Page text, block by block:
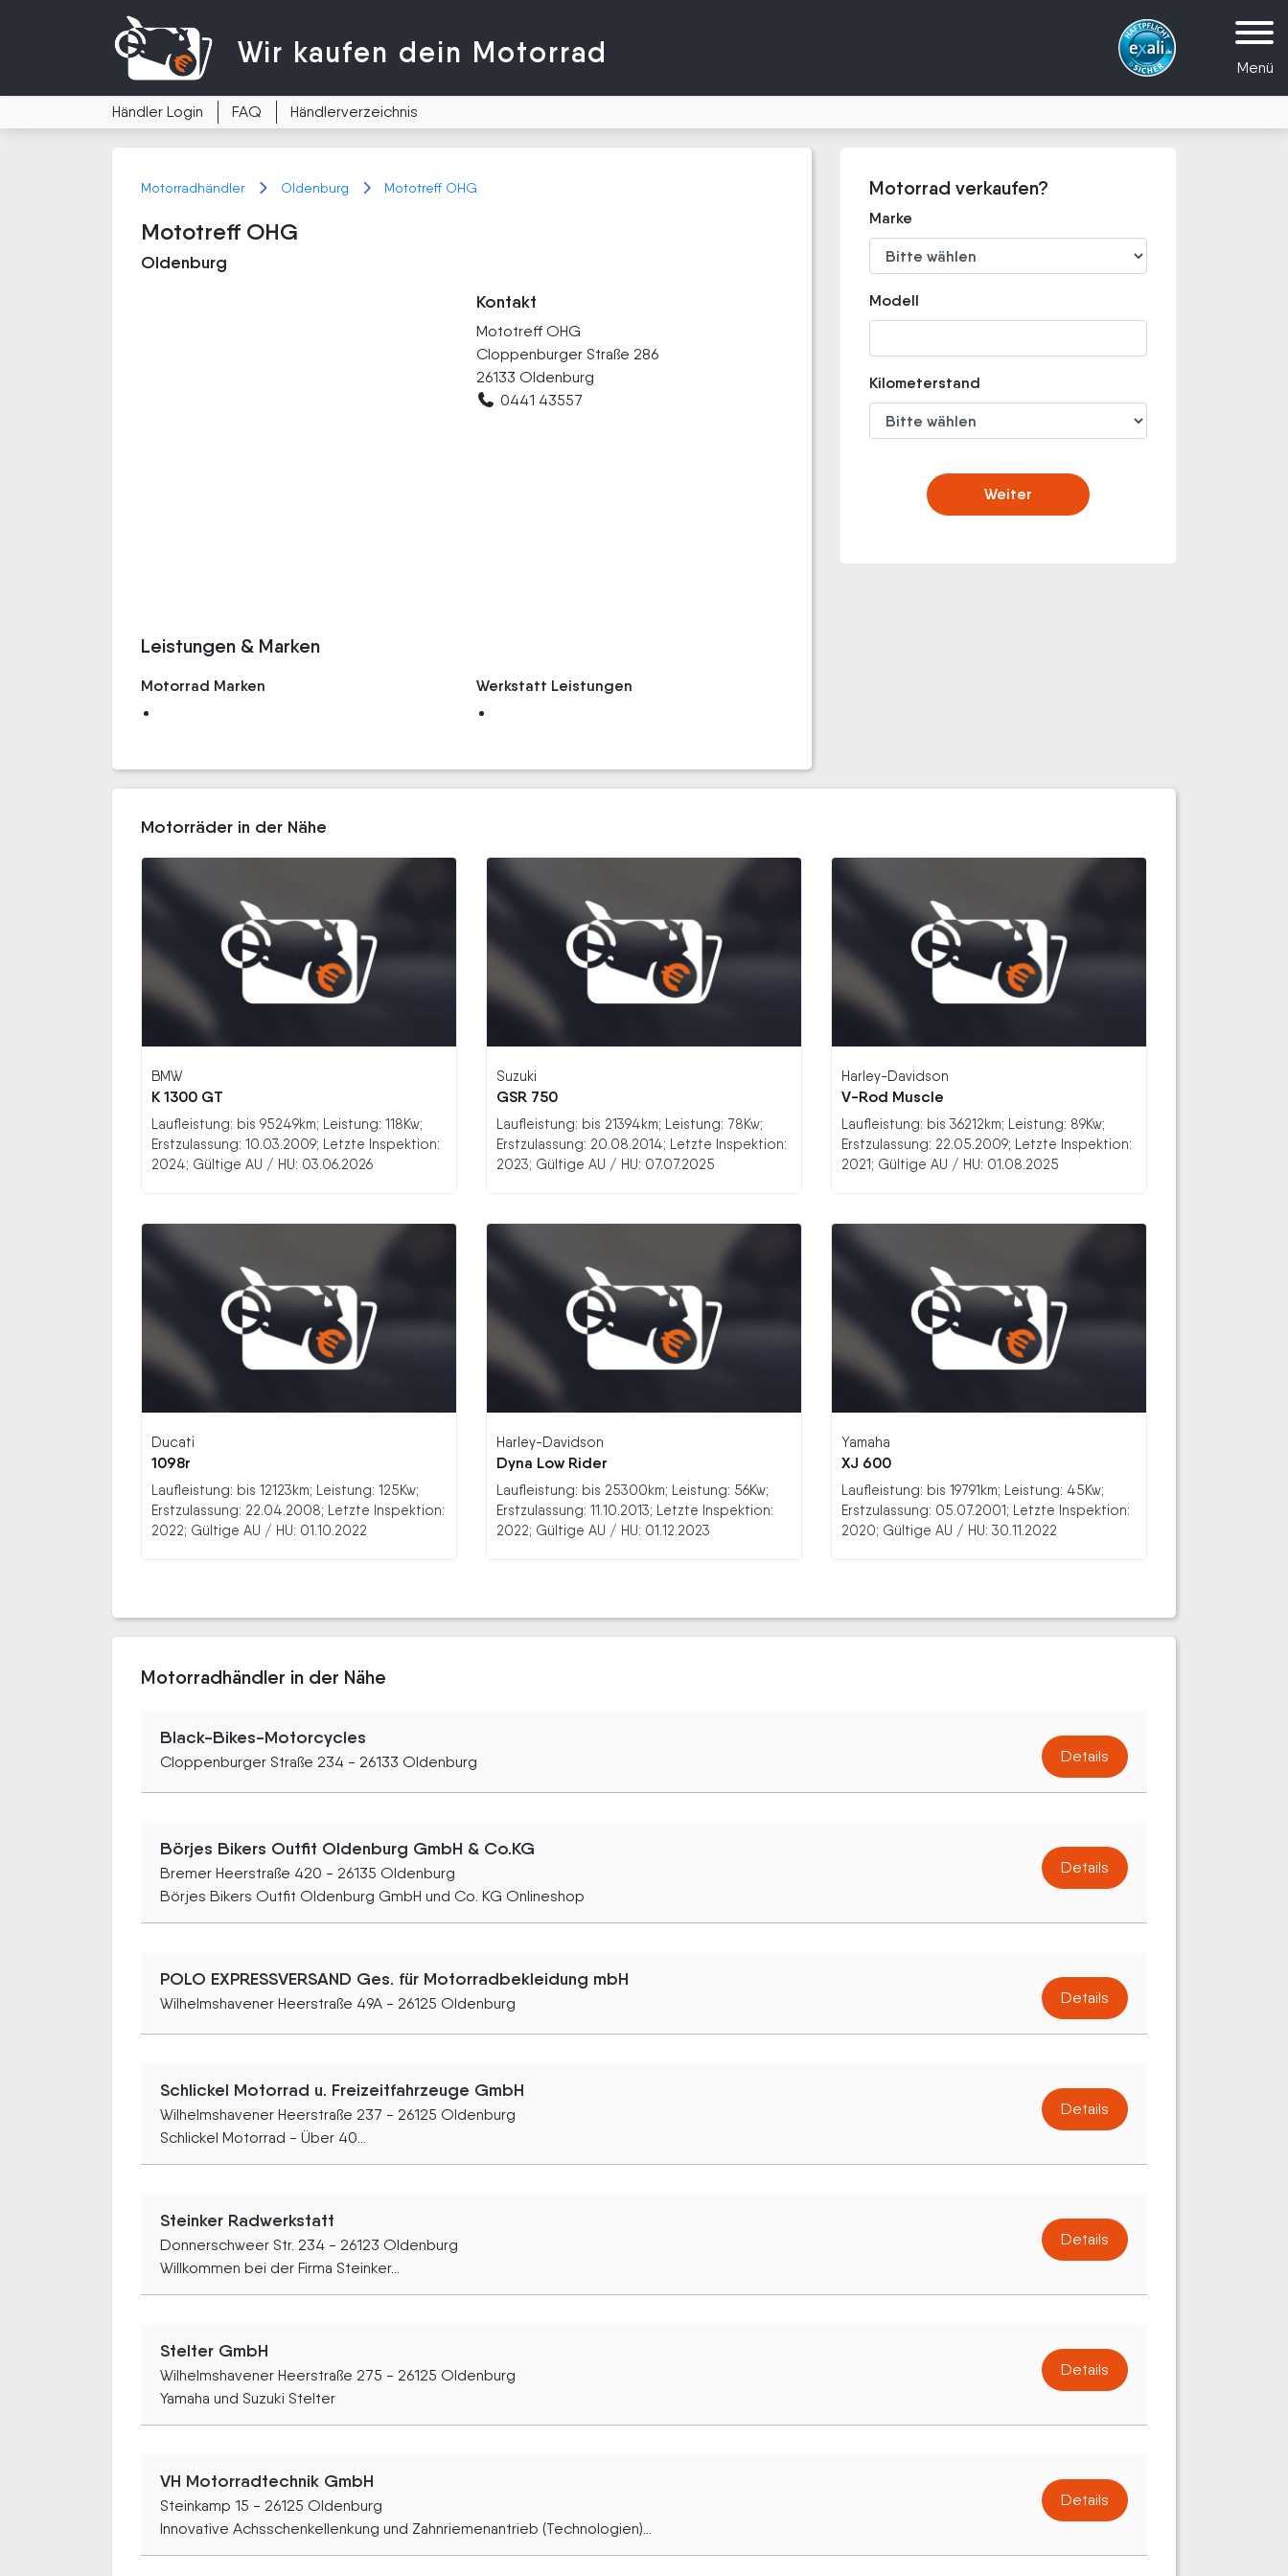
Menü
Wir kaufen dein Motorrad
Händler Login FAQ Händlerverzeichnis
Motorradhändler Oldenburg Mototreff OHG
Mototreff OHG
Oldenburg
Kontakt
Mototreff OHG
Cloppenburger Straße 286
26133 Oldenburg
0441 43557
Leistungen & Marken
Motorrad Marken Werkstatt Leistungen
Motorrad verkaufen?
Marke
Modell
Kilometerstand
Weiter
Motorräder in der Nähe
BMW
K 1300 GT
Laufleistung: bis 95249km; Leistung: 118Kw;
Erstzulassung: 10.03.2009; Letzte Inspektion:
2024; Gültige AU / HU: 03.06.2026
Suzuki
GSR 750
Laufleistung: bis 21394km; Leistung: 78Kw;
Erstzulassung: 20.08.2014; Letzte Inspektion:
2023; Gültige AU / HU: 07.07.2025
Harley-Davidson
V-Rod Muscle
Laufleistung: bis 36212km; Leistung: 89Kw;
Erstzulassung: 22.05.2009; Letzte Inspektion:
2021; Gültige AU / HU: 01.08.2025
Ducati
1098r
Laufleistung: bis 12123km; Leistung: 125Kw;
Erstzulassung: 22.04.2008; Letzte Inspektion:
2022; Gültige AU / HU: 01.10.2022
Harley-Davidson
Dyna Low Rider
Laufleistung: bis 25300km; Leistung: 56Kw;
Erstzulassung: 11.10.2013; Letzte Inspektion:
2022; Gültige AU / HU: 01.12.2023
Yamaha
XJ 600
Laufleistung: bis 19791km; Leistung: 45Kw;
Erstzulassung: 05.07.2001; Letzte Inspektion:
2020; Gültige AU / HU: 30.11.2022
Motorradhändler in der Nähe
Black-Bikes-Motorcycles
Cloppenburger Straße 234 - 26133 Oldenburg Details
Börjes Bikers Outfit Oldenburg GmbH & Co.KG
Bremer Heerstraße 420 - 26135 Oldenburg
Börjes Bikers Outfit Oldenburg GmbH und Co. KG Onlineshop
Details
POLO EXPRESSVERSAND Ges. für Motorradbekleidung mbH
Wilhelmshavener Heerstraße 49A - 26125 Oldenburg Details
Schlickel Motorrad u. Freizeitfahrzeuge GmbH
Wilhelmshavener Heerstraße 237 - 26125 Oldenburg
Schlickel Motorrad - Über 40...
Details
Steinker Radwerkstatt
Donnerschweer Str. 234 - 26123 Oldenburg
Willkommen bei der Firma Steinker...
Details
Stelter GmbH
Wilhelmshavener Heerstraße 275 - 26125 Oldenburg
Yamaha und Suzuki Stelter
Details
VH Motorradtechnik GmbH
Steinkamp 15 - 26125 Oldenburg
Innovative Achsschenkellenkung und Zahnriemenantrieb (Technologien)...
Details